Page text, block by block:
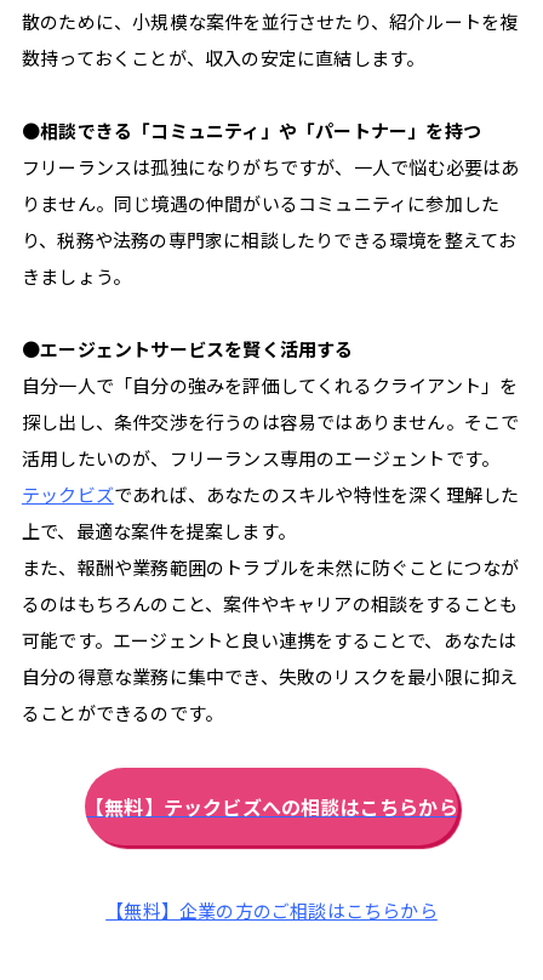
散のために、小規模な案件を並行させたり、紹介ルートを複
数持っておくことが、収入の安定に直結します。
●相談できる「コミュニティ」や「パートナー」を持つ
フリーランスは孤独になりがちですが、一人で悩む必要はあ
りません。同じ境遇の仲間がいるコミュニティに参加した
り、税務や法務の専門家に相談したりできる環境を整えてお
きましょう。
●エージェントサービスを賢く活用する
自分一人で「自分の強みを評価してくれるクライアント」を
探し出し、条件交渉を行うのは容易ではありません。そこで
活用したいのが、フリーランス専用のエージェントです。
テックビズであれば、あなたのスキルや特性を深く理解した
上で、最適な案件を提案します。
また、報酬や業務範囲のトラブルを未然に防ぐことにつなが
るのはもちろんのこと、案件やキャリアの相談をすることも
可能です。エージェントと良い連携をすることで、あなたは
自分の得意な業務に集中でき、失敗のリスクを最小限に抑え
ることができるのです。
【無料】テックビズへの相談はこちらから
【無料】企業の方のご相談はこちらから